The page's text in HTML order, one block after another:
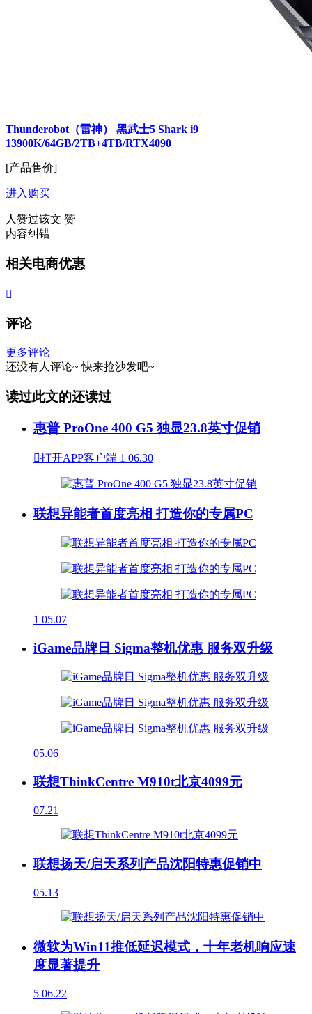
Thunderobot（雷神） 黑武士5 Shark i9
13900K/64GB/2TB+4TB/RTX4090
[产品售价]
进入购买
人赞过该文 赞
内容纠错
相关电商优惠

评论
更多评论
还没有人评论~ 快来抢沙发吧~
读过此文的还读过
惠普 ProOne 400 G5 独显23.8英寸促销
打开APP客户端 1 06.30
联想异能者首度亮相 打造你的专属PC
1 05.07
iGame品牌日 Sigma整机优惠 服务双升级
05.06
联想ThinkCentre M910t北京4099元
07.21
联想扬天/启天系列产品沈阳特惠促销中
05.13
微软为Win11推低延迟模式，十年老机响应速
度显著提升
5 06.22